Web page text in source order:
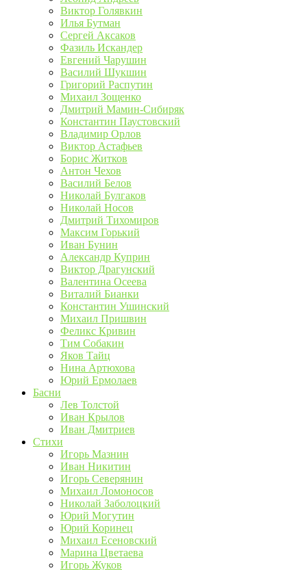
Виктор Голявкин
Илья Бутман
Сергей Аксаков
Фазиль Искандер
Евгений Чарушин
Василий Шукшин
Григорий Распутин
Михаил Зощенко
Дмитрий Мамин-Сибиряк
Константин Паустовский
Владимир Орлов
Виктор Астафьев
Борис Житков
Антон Чехов
Василий Белов
Николай Булгаков
Николай Носов
Дмитрий Тихомиров
Максим Горький
Иван Бунин
Александр Куприн
Виктор Драгунский
Валентина Осеева
Виталий Бианки
Константин Ушинский
Михаил Пришвин
Феликс Кривин
Тим Собакин
Яков Тайц
Нина Артюхова
Юрий Ермолаев
Басни
Лев Толстой
Иван Крылов
Иван Дмитриев
Стихи
Игорь Мазнин
Иван Никитин
Игорь Северянин
Михаил Ломоносов
Николай Заболоцкий
Юрий Могутин
Юрий Коринец
Михаил Есеновский
Марина Цветаева
Игорь Жуков